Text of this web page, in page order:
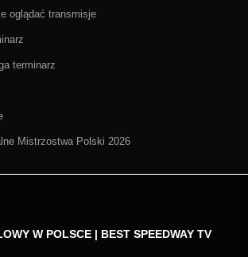
oglądać transmisje
terminarz
Mistrzostwa Polski 2026
W POLSCE | BEST SPEEDWAY TV